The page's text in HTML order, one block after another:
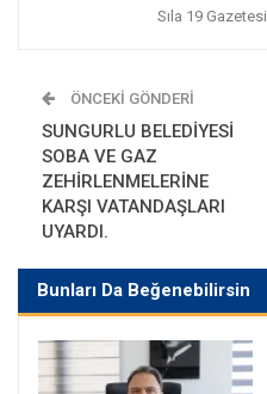
Sıla 19
ÖNCEKI GÖNDERI
SUNGURLU BELEDİYESİ
SOBA VE GAZ
ZEHİRLENMELERİNE
KARŞI VATANDAŞLARI
UYARDI.
Bunları Da Beğenebilirsin